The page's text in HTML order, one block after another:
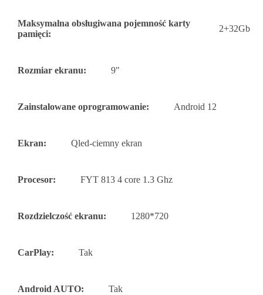
Maksymalna obsługiwana pojemność karty
pamięci:
2+32Gb
Rozmiar ekranu: 9"
Zainstalowane oprogramowanie: Android 12
Ekran: Qled-ciemny ekran
Procesor: FYT 813 4 core 1.3 Ghz
Rozdzielczość ekranu: 1280*720
CarPlay: Tak
Android AUTO: Tak